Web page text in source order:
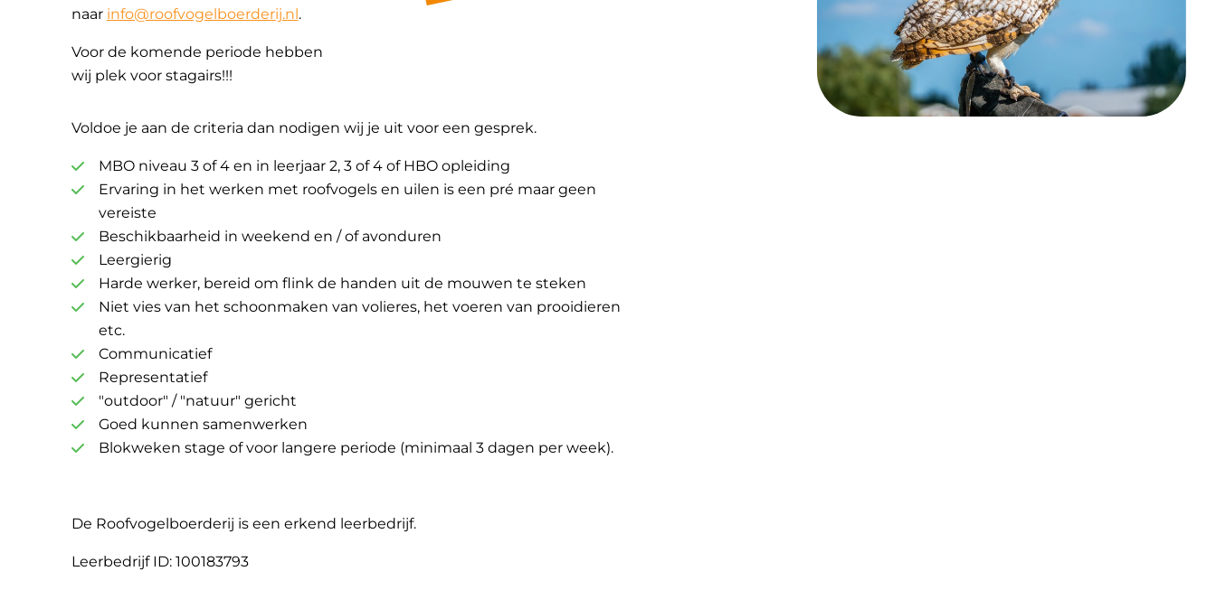
naar info@roofvogelboerderij.nl.
Voor de komende periode hebben
wij plek voor stagairs!!!
Voldoe je aan de criteria dan nodigen wij je uit voor een gesprek.
MBO niveau 3 of 4 en in leerjaar 2, 3 of 4 of HBO opleiding
Ervaring in het werken met roofvogels en uilen is een pré maar geen
vereiste
Beschikbaarheid in weekend en / of avonduren
Leergierig
Harde werker, bereid om flink de handen uit de mouwen te steken
Niet vies van het schoonmaken van volieres, het voeren van prooidieren
etc.
Communicatief
Representatief
"outdoor" / "natuur" gericht
Goed kunnen samenwerken
Blokweken stage of voor langere periode (minimaal 3 dagen per week).
De Roofvogelboerderij is een erkend leerbedrijf.
Leerbedrijf ID: 100183793